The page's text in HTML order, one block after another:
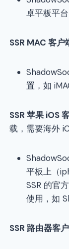
卓平板平台
SSR MAC客户
置，如
SSR苹果 iOS
载，需要海外
平板上（
SSR 的官
使用，如
SSR 路由器客